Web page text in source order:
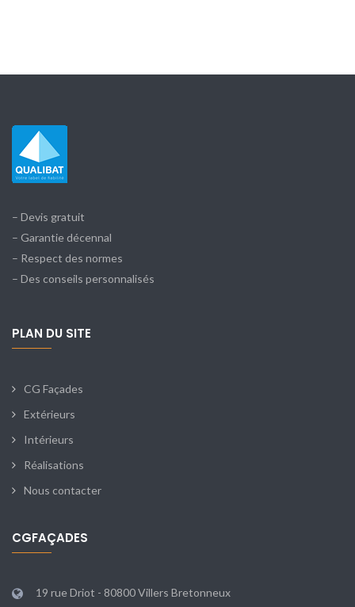
– Devis gratuit
– Garantie décennal
– Respect des normes
– Des conseils personnalisés
PLAN DU SITE
CG Façades
Extérieurs
Intérieurs
Réalisations
Nous contacter
CGFAÇADES
19 rue Driot - 80800 Villers Bretonneux